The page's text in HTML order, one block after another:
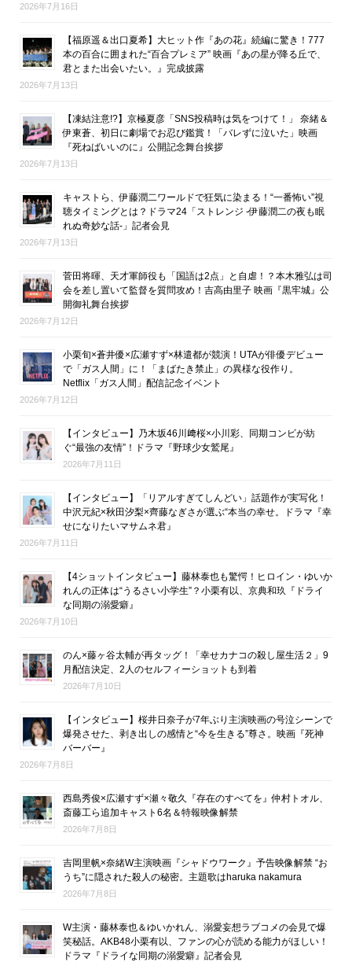
2026年7月16日
【福原遥＆出口夏希】大ヒット作『あの花』続編に驚き！777
本の百合に囲まれた“百合プレミア” 映画『あの星が降る丘で、
君とまた出会いたい。』完成披露
2026年7月13日
【凍結注意!?】京極夏彦「SNS投稿時は気をつけて！」 奈緒＆
伊東蒼、初日に劇場でお忍び鑑賞！「バレずに泣いた」映画
『死ねばいいのに』公開記念舞台挨拶
2026年7月13日
キャストら、伊藤潤二ワールドで狂気に染まる！“一番怖い”視
聴タイミングとは？ドラマ24「ストレンジ -伊藤潤二の夜も眠
れぬ奇妙な話-」記者会見
2026年7月13日
菅田将暉、天才軍師役も「国語は2点」と自虐！？本木雅弘は司
会を差し置いて監督を質問攻め！吉高由里子 映画『黒牢城』公
開御礼舞台挨拶
2026年7月12日
小栗旬×蒼井優×広瀬すず×林遣都が競演！UTAが俳優デビュー
で「ガス人間」に！「まばたき禁止」の異様な役作り。
Netflix「ガス人間」配信記念イベント
2026年7月12日
【インタビュー】乃木坂46川﨑桜×小川彩、同期コンビが紡
ぐ“最強の友情”！ドラマ『野球少女鷲尾』
2026年7月11日
【インタビュー】「リアルすぎてしんどい」話題作が実写化！
中沢元紀×秋田汐梨×齊藤なぎさが選ぶ“本当の幸せ。ドラマ『幸
せになりたいマサムネ君』
2026年7月11日
【4ショットインタビュー】藤林泰也も驚愕！ヒロイン・ゆいか
れんの正体は“うるさい小学生”？小栗有以、京典和玖『ドライ
な同期の溺愛癖』
2026年7月10日
のん×藤ヶ谷太輔が再タッグ！「幸せカナコの殺し屋生活２」9
月配信決定、2人のセルフィーショットも到着
2026年7月10日
【インタビュー】桜井日奈子が7年ぶり主演映画の号泣シーンで
爆発させた、剥き出しの感情と“今を生きる”尊さ。映画『死神
バーバー』
2026年7月8日
西島秀俊×広瀬すず×瀬々敬久『存在のすべてを』仲村トオル、
斎藤工ら追加キャスト6名＆特報映像解禁
2026年7月8日
吉岡里帆×奈緒W主演映画『シャドウワーク』予告映像解禁 “お
うち”に隠された殺人の秘密。主題歌はharuka nakamura
2026年7月8日
W主演・藤林泰也＆ゆいかれん、溺愛妄想ラブコメの会見で爆
笑秘話。AKB48小栗有以、ファンの心が読める能力がほしい！
ドラマ『ドライな同期の溺愛癖』記者会見